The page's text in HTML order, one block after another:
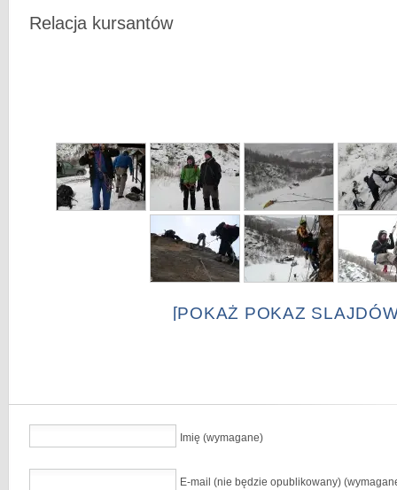
Relacja kursantów
[POKAŻ POKAZ
Imię (wymagane)
E-mail (nie będzie opublikowany)